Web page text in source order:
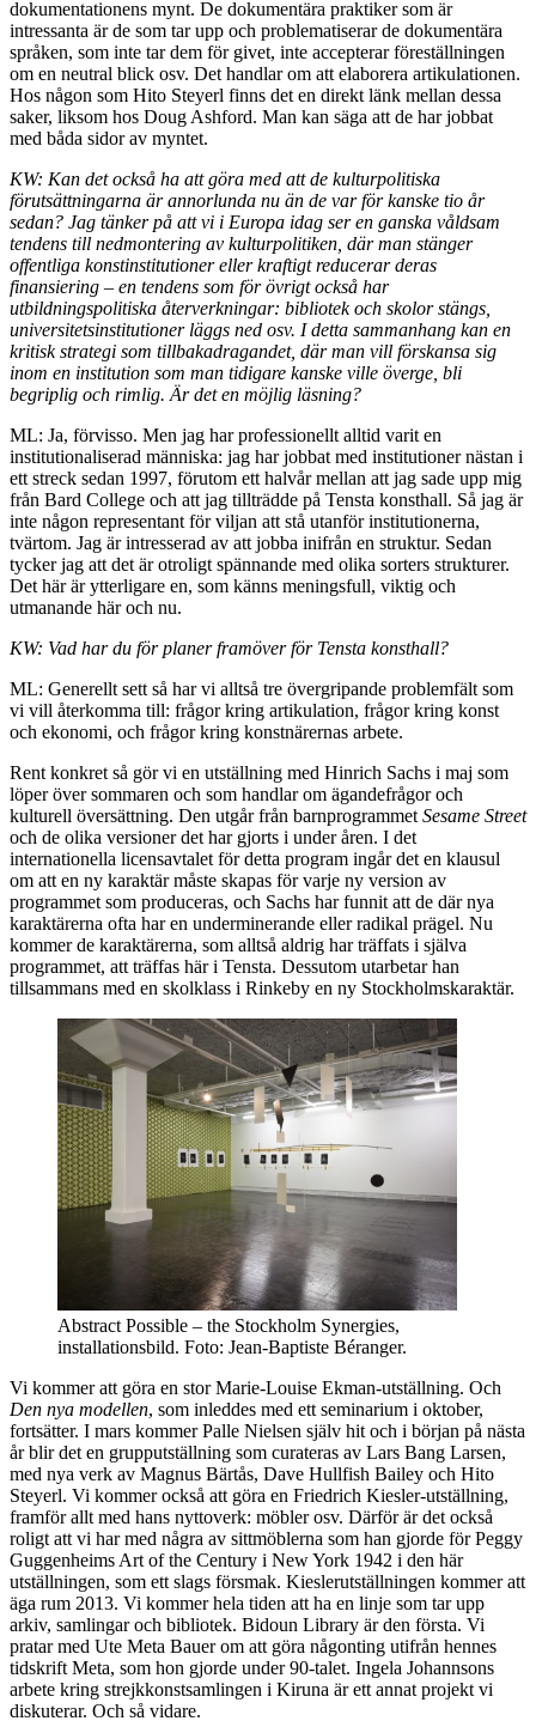
dokumentationens mynt. De dokumentära praktiker som är
intressanta är de som tar upp och problematiserar de dokumentära
språken, som inte tar dem för givet, inte accepterar föreställningen
om en neutral blick osv. Det handlar om att elaborera artikulationen.
Hos någon som Hito Steyerl finns det en direkt länk mellan dessa
saker, liksom hos Doug Ashford. Man kan säga att de har jobbat
med båda sidor av myntet.
KW: Kan det också ha att göra med att de kulturpolitiska
förutsättningarna är annorlunda nu än de var för kanske tio år
sedan? Jag tänker på att vi i Europa idag ser en ganska våldsam
tendens till nedmontering av kulturpolitiken, där man stänger
offentliga konstinstitutioner eller kraftigt reducerar deras
finansiering – en tendens som för övrigt också har
utbildningspolitiska återverkningar: bibliotek och skolor stängs,
universitetsinstitutioner läggs ned osv. I detta sammanhang kan en
kritisk strategi som tillbakadragandet, där man vill förskansa sig
inom en institution som man tidigare kanske ville överge, bli
begriplig och rimlig. Är det en möjlig läsning?
ML: Ja, förvisso. Men jag har professionellt alltid varit en
institutionaliserad människa: jag har jobbat med institutioner nästan i
ett streck sedan 1997, förutom ett halvår mellan att jag sade upp mig
från Bard College och att jag tillträdde på Tensta konsthall. Så jag är
inte någon representant för viljan att stå utanför institutionerna,
tvärtom. Jag är intresserad av att jobba inifrån en struktur. Sedan
tycker jag att det är otroligt spännande med olika sorters strukturer.
Det här är ytterligare en, som känns meningsfull, viktig och
utmanande här och nu.
KW: Vad har du för planer framöver för Tensta konsthall?
ML: Generellt sett så har vi alltså tre övergripande problemfält som
vi vill återkomma till: frågor kring artikulation, frågor kring konst
och ekonomi, och frågor kring konstnärernas arbete.
Rent konkret så gör vi en utställning med Hinrich Sachs i maj som
löper över sommaren och som handlar om ägandefrågor och
kulturell översättning. Den utgår från barnprogrammet Sesame Street
och de olika versioner det har gjorts i under åren. I det
internationella licensavtalet för detta program ingår det en klausul
om att en ny karaktär måste skapas för varje ny version av
programmet som produceras, och Sachs har funnit att de där nya
karaktärerna ofta har en underminerande eller radikal prägel. Nu
kommer de karaktärerna, som alltså aldrig har träffats i själva
programmet, att träffas här i Tensta. Dessutom utarbetar han
tillsammans med en skolklass i Rinkeby en ny Stockholmskaraktär.
Abstract Possible – the Stockholm Synergies,
installationsbild. Foto: Jean-Baptiste Béranger.
Vi kommer att göra en stor Marie-Louise Ekman-utställning. Och
Den nya modellen, som inleddes med ett seminarium i oktober,
fortsätter. I mars kommer Palle Nielsen själv hit och i början på nästa
år blir det en grupputställning som curateras av Lars Bang Larsen,
med nya verk av Magnus Bärtås, Dave Hullfish Bailey och Hito
Steyerl. Vi kommer också att göra en Friedrich Kiesler-utställning,
framför allt med hans nyttoverk: möbler osv. Därför är det också
roligt att vi har med några av sittmöblerna som han gjorde för Peggy
Guggenheims Art of the Century i New York 1942 i den här
utställningen, som ett slags försmak. Kieslerutställningen kommer att
äga rum 2013. Vi kommer hela tiden att ha en linje som tar upp
arkiv, samlingar och bibliotek. Bidoun Library är den första. Vi
pratar med Ute Meta Bauer om att göra någonting utifrån hennes
tidskrift Meta, som hon gjorde under 90-talet. Ingela Johannsons
arbete kring strejkkonstsamlingen i Kiruna är ett annat projekt vi
diskuterar. Och så vidare.